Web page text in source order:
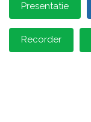
Presentatie
Recorder